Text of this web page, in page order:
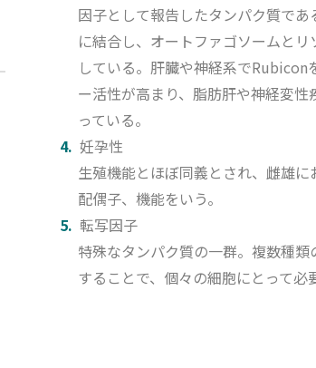
因子として報告したタンパク質で
に結合し、オートファゴソームと
している。肝臓や神経系でRubicon
ー活性が高まり、脂肪肝や神経変
っている。
妊孕性
生殖機能とほぼ同義とされ、雌雄に
配偶子、機能をいう。
転写因子
特殊なタンパク質の一群。複数種
することで、個々の細胞にとって必